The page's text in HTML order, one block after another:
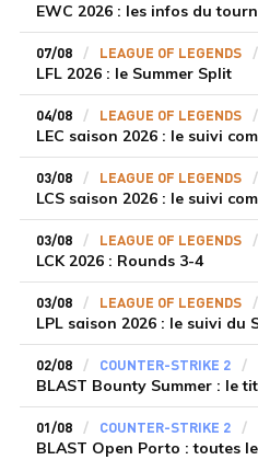
EWC 2026 : les infos du
07/08 LEAGUE OF LEGENDS
LFL 2026 : le Summer Split
04/08 LEAGUE OF LEGENDS
LEC saison 2026 : le suivi
03/08 LEAGUE OF LEGENDS
LCS saison 2026 : le suivi
03/08 LEAGUE OF LEGENDS
LCK 2026 : Rounds 3-4
03/08 LEAGUE OF LEGENDS
LPL saison 2026 : le suivi du
02/08 COUNTER-STRIKE 2
BLAST Bounty Summer : le
01/08 COUNTER-STRIKE 2